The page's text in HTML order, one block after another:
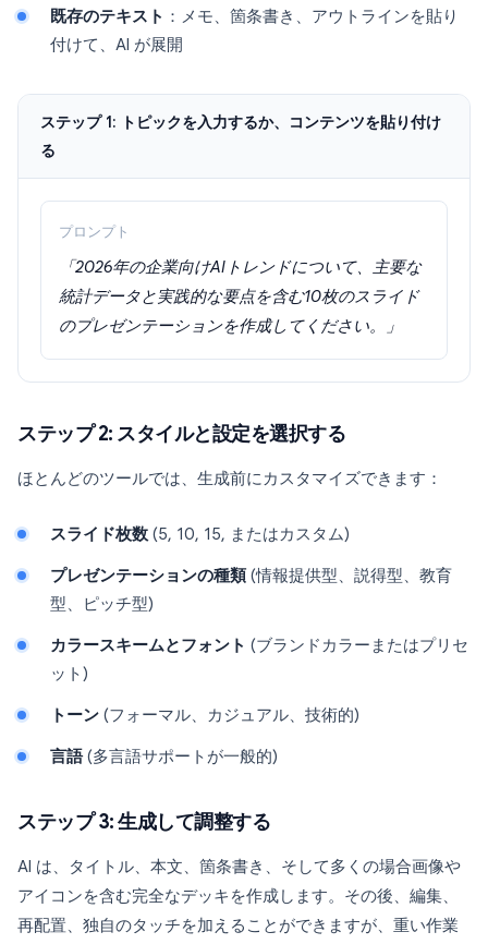
既存のテキスト ：メモ、箇条書き、アウトラインを貼り
付けて、AI が展開
ステップ 1: トピックを入力するか、コンテンツを貼り付け
る
プロンプト
「2026年の企業向けAIトレンドについて、主要な
統計データと実践的な要点を含む10枚のスライド
のプレゼンテーションを作成してください。」
ステップ 2: スタイルと設定を選択する
ほとんどのツールでは、生成前にカスタマイズできます：
スライド枚数 (5, 10, 15, またはカスタム)
プレゼンテーションの種類 (情報提供型、説得型、教育
型、ピッチ型)
カラースキームとフォント (ブランドカラーまたはプリセ
ット)
トーン (フォーマル、カジュアル、技術的)
言語(多言語サポートが一般的)
ステップ 3: 生成して調整する
AI は、タイトル、本文、箇条書き、そして多くの場合画像や
アイコンを含む完全なデッキを作成します。その後、編集、
再配置、独自のタッチを加えることができますが、重い作業